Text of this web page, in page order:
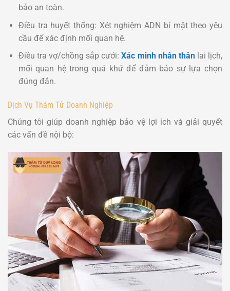
bảo an toàn.
Điều tra huyết thống: Xét nghiệm ADN bí mật theo yêu
cầu để xác định mối quan hệ.
Điều tra vợ/chồng sắp cưới:Xác minh nhân thânlai lịch,
mối quan hệ trong quá khứ để đảm bảo sự lựa chọn
đúng đắn.
Dịch Vụ Thám Tử Doanh Nghiệp
Chúng tôi giúp doanh nghiệp bảo vệ lợi ích và giải quyết
các vấn đề nội bộ: